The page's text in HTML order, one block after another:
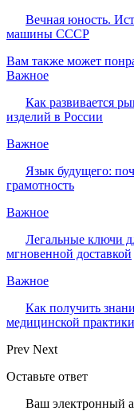
Вечная юность.
машины СССР
Вам также может
Важное
Как развивается
изделий в России
Важное
Язык будущего:
грамотность
Важное
Легальные ключи
мгновенной доставкой
Важное
Как получить
медицинской
Prev Next
Оставьте ответ
Ваш электронный